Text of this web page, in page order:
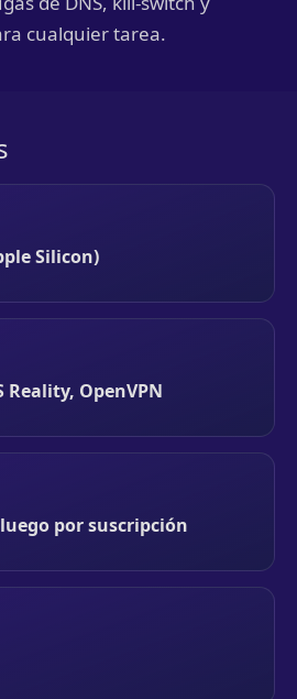
cualquier tarea.
Silicon)
Reality, OpenVPN
por suscripción